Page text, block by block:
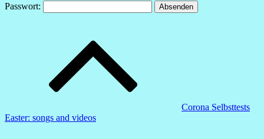
Passwort:
Corona Selbsttests
Easter: songs and videos